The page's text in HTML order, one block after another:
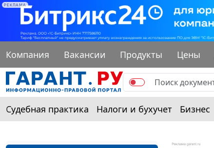
РЕКЛАМА
Компания Вакансии Продукты Цены
Судебная практика Налоги и бухучет Бизнес